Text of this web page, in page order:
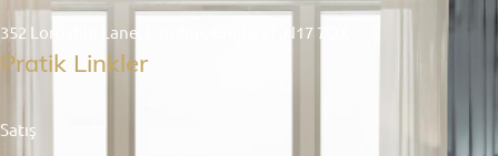
352 Lordship Lane, London, England ,N17 7QX
Pratik Linkler
Satış